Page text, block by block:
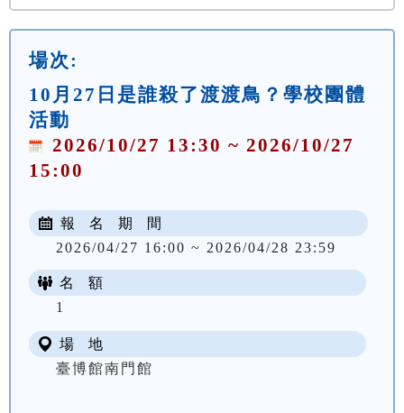
場次:
10月27日是誰殺了渡渡鳥？學校團體
活動
2026/10/27 13:30 ~ 2026/10/27
15:00
報 名 期 間
2026/04/27 16:00 ~ 2026/04/28 23:59
名 額
1
場 地
臺博館南門館